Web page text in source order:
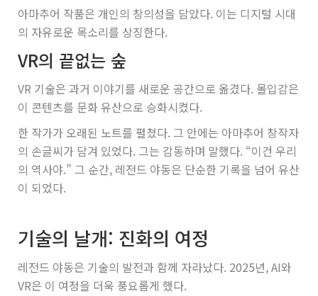
아마추어 작품은 개인의 창의성을 담았다. 이는 디지털 시대
의 자유로운 목소리를 상징한다.
VR의 끝없는 숲
VR 기술은 과거 이야기를 새로운 공간으로 옮겼다. 몰입감은
이 콘텐츠를 문화 유산으로 승화시켰다.
한 작가가 오래된 노트를 펼쳤다. 그 안에는 아마추어 창작자
의 손글씨가 담겨 있었다. 그는 감동하며 말했다. “이건 우리
의 역사야.” 그 순간, 레전드 야동은 단순한 기록을 넘어 유산
이 되었다.
기술의 날개: 진화의 여정
레전드 야동은 기술의 발전과 함께 자라났다. 2025년, AI와
VR은 이 여정을 더욱 풍요롭게 했다.